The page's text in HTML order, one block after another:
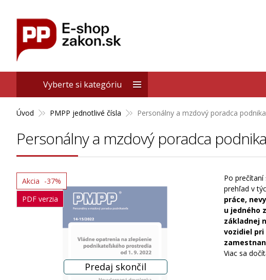
Úvod PMPP jednotlivé čísla Personálny a mzdový poradca
Personálny a mzdový poradca
Akcia -37%
PDF verzia
Po
prehľad v
práce,
u jedného
základnej
vozidiel
Viac sa
Vyberte si kategóriu